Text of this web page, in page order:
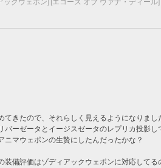
ックウェポン] [エコーズ オブ ヴァナ・ディール]
きたので、それらしく見えるようになりまし
バーゼータとイージスゼータのレプリカ投影し
ニマウェポンの生贄にしたんだったかな？
装備評価はゾディアックウェポンに対応してる